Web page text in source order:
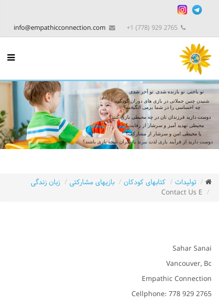
info@empathicconnection.com
تو باختی. تو بازنده شدی. تو آخر شدی.
شنیدن چنین جملاتی در بازی های دوران کودکی،
چه احساسی را در شما برمی انگیخت؟
دوست دارید فرزندان تان در چه محیطی بازی کنند؟
محیطی تهدید آمیز و سرشار از رقابت؟
یا محیطی امن و سرشار از مشارکت؟
دوست دارید از فرآیند بازی لذت ببرند یا نگران نتیجه بازی باشند؟
تولیدات کتابهای کودکان بازیهای مشارکتی
زبان زندگی
Contact Us E
Sahar Sanai
Vancouver, Bc
Empathic Connection
Cellphone: 778 929 2765